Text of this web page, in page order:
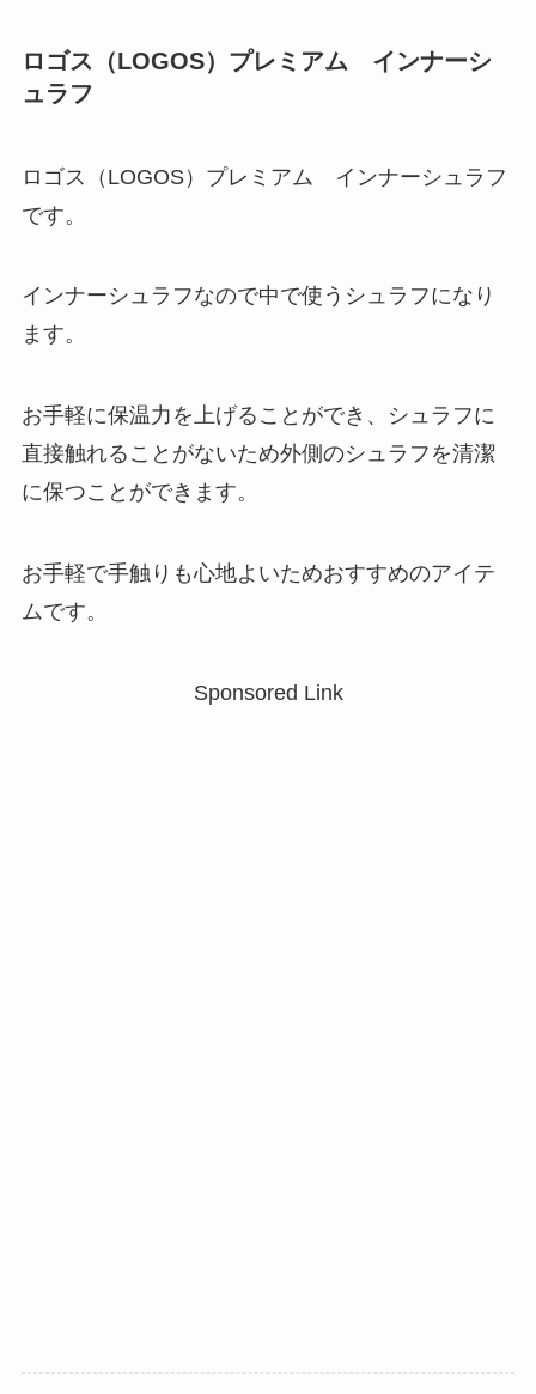
ロゴス（LOGOS）プレミアム インナーシ
ュラフ
ロゴス（LOGOS）プレミアム インナーシュラフ
です。
インナーシュラフなので中で使うシュラフになり
ます。
お手軽に保温力を上げることができ、シュラフに
直接触れることがないため外側のシュラフを清潔
に保つことができます。
お手軽で手触りも心地よいためおすすめのアイテ
ムです。
Sponsored Link